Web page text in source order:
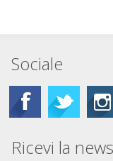
Sociale
Ricevi la